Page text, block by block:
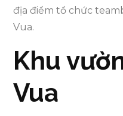
địa điểm tổ chức
Vua.
Khu
Vua